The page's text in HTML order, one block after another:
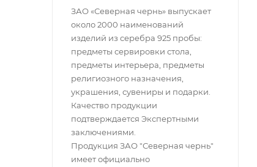
ЗАО «Северная чернь» выпускает
около 2000 наименований
изделий из серебра 925 пробы:
предметы сервировки стола,
предметы интерьера, предметы
религиозного назначения,
украшения, сувениры и подарки.
Качество продукции
подтверждается Экспертными
заключениями.
Продукция ЗАО "Северная чернь"
имеет официально